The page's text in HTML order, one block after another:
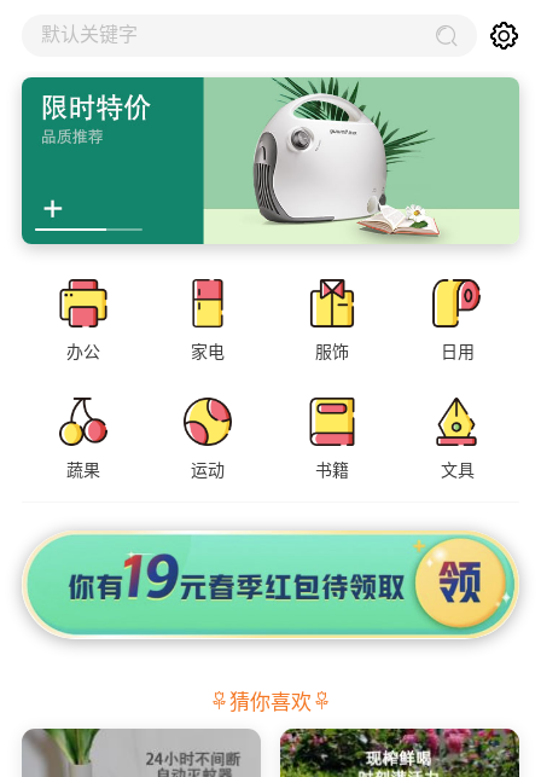
默认关键字
办公 家电 服饰 日用
蔬果 运动 书籍 文具
猜你喜欢